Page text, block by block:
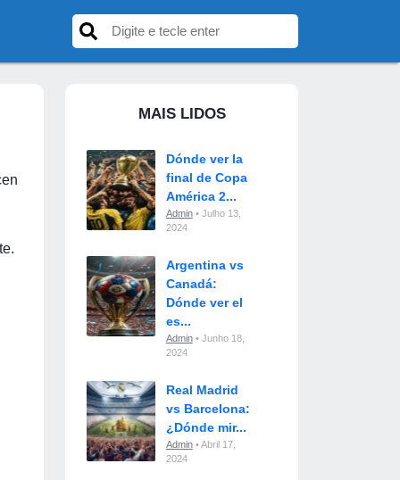
MAIS LIDOS
Dónde ver la
final de Copa
América 2...
Admin• Julho 13,
2024
Argentina vs
Canadá:
Dónde ver el
es...
Admin• Junho 18,
2024
Real Madrid
vs Barcelona:
¿Dónde mir...
Admin• Abril 17,
2024